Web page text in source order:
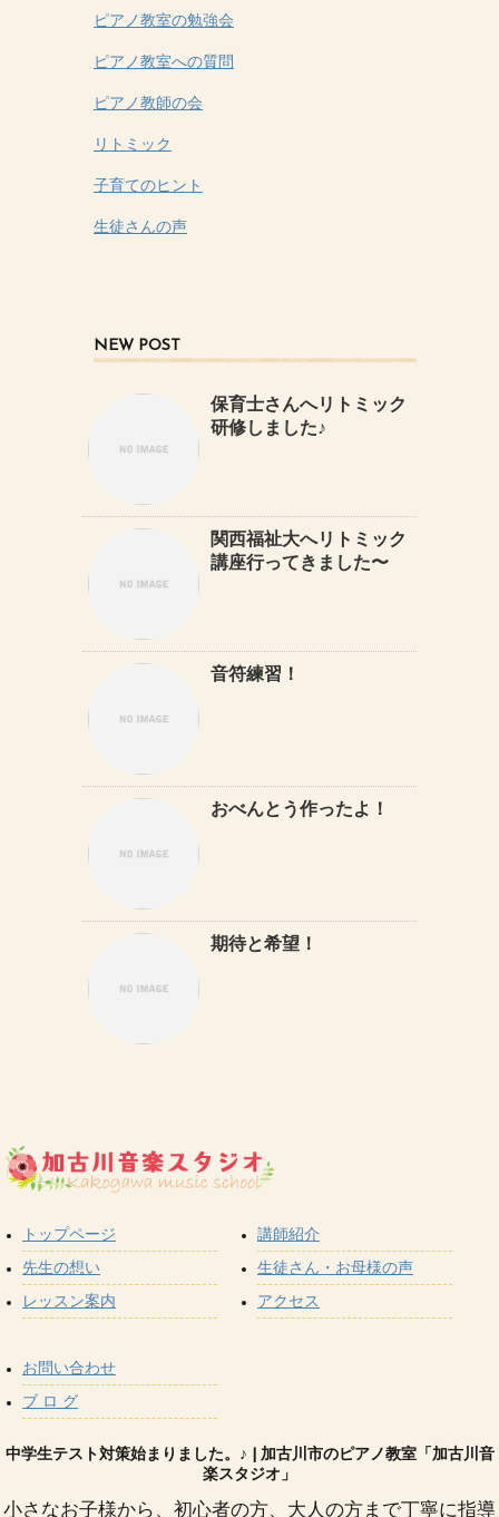
ピアノ教室の勉強会
ピアノ教室への質問
ピアノ教師の会
リトミック
子育てのヒント
生徒さんの声
NEW POST
保育士さんへリトミック
研修しました♪
関西福祉大へリトミック
講座行ってきました〜
音符練習！
おべんとう作ったよ！
期待と希望！
トップページ
先生の想い
レッスン案内
講師紹介
生徒さん・お母様の声
アクセス
お問い合わせ
ブ ロ グ
中学生テスト対策始まりました。♪ | 加古川市のピアノ教室「加古川音
楽スタジオ」
小さなお子様から、初心者の方、大人の方まで丁寧に指導